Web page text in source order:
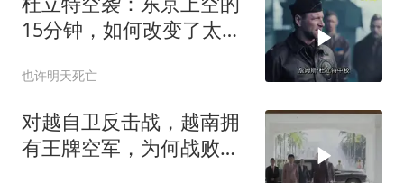
15分钟，如何改变了太平
也许明天死亡
对越自卫反击战，越南拥
有王牌空军，为何战败也